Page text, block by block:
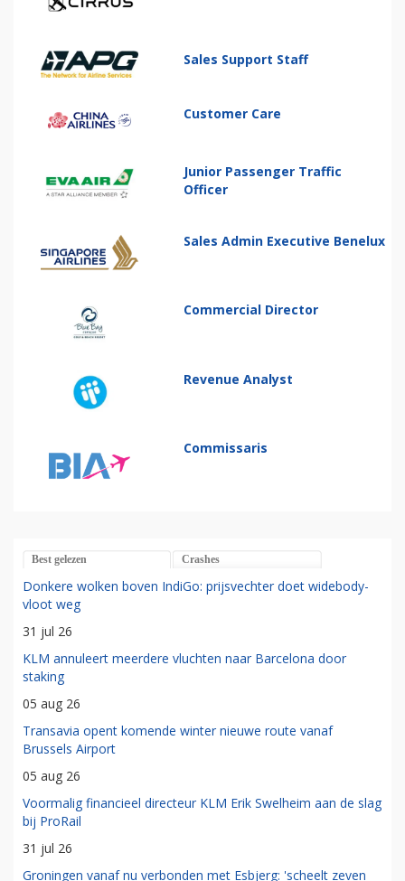
Sales Support Staff
Customer Care
Junior Passenger Traffic
Officer
Sales Admin Executive Benelux
Commercial Director
Revenue Analyst
Commissaris
Best gelezen Crashes
Donkere wolken boven IndiGo: prijsvechter doet widebody-
vloot weg
31 jul 26
KLM annuleert meerdere vluchten naar Barcelona door
staking
05 aug 26
Transavia opent komende winter nieuwe route vanaf
Brussels Airport
05 aug 26
Voormalig financieel directeur KLM Erik Swelheim aan de slag
bij ProRail
31 jul 26
Groningen vanaf nu verbonden met Esbjerg: 'scheelt zeven